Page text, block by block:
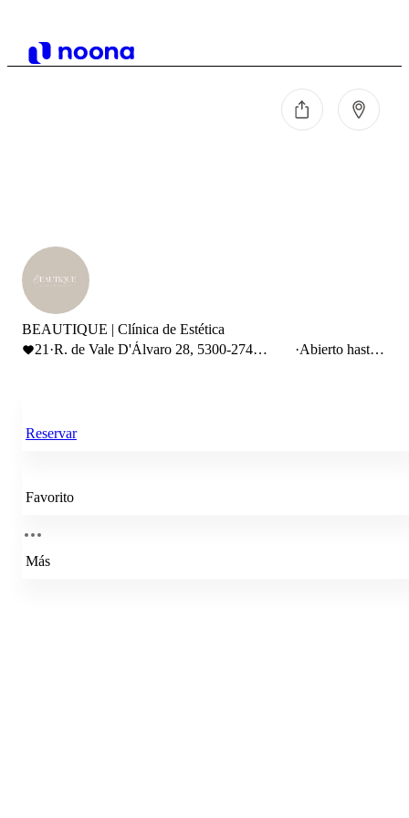
BEAUTIQUE | Clínica de Estética
21 ·R. de Vale D'Álvaro 28, 5300-274
·Abierto hasta
Reservar
Favorito
Más